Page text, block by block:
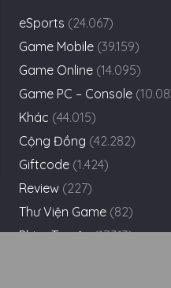
eSports (24.067)
Game Mobile (39.159)
Game Online (14.095)
Game PC – Console
Khác (44.015)
Cộng Đồng (42.282)
Giftcode (1.424)
Review (227)
Thư Viện Game (82)
Phim-Truyện(17.313)